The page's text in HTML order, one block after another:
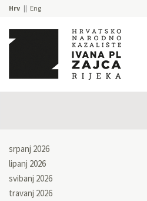
Hrv Eng
srpanj 2026
lipanj 2026
svibanj 2026
travanj 2026